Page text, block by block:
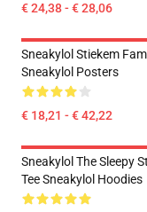
€ 24,38 - € 28,06
Sneakylol Stiekem
Sneakylol Posters
€ 18,21 - € 42,22
Sneakylol The Sleepy
Tee Sneakylol Hoodies